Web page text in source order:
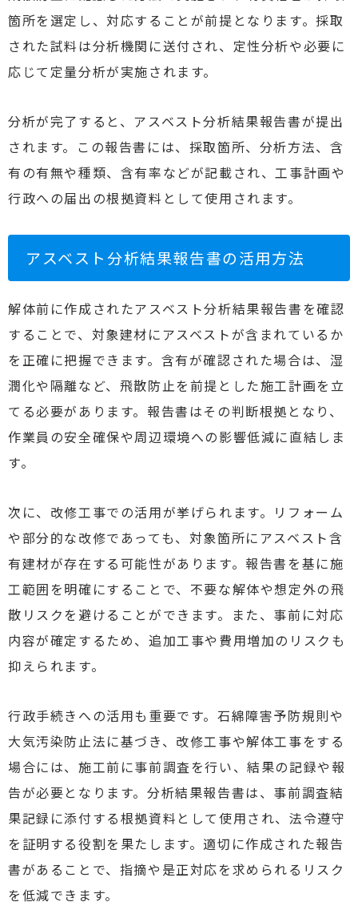
箇所を選定し、対応することが前提となります。採取
された試料は分析機関に送付され、定性分析や必要に
応じて定量分析が実施されます。
分析が完了すると、アスベスト分析結果報告書が提出
されます。この報告書には、採取箇所、分析方法、含
有の有無や種類、含有率などが記載され、工事計画や
行政への届出の根拠資料として使用されます。
アスベスト分析結果報告書の活用方法
解体前に作成されたアスベスト分析結果報告書を確認
することで、対象建材にアスベストが含まれているか
を正確に把握できます。含有が確認された場合は、湿
潤化や隔離など、飛散防止を前提とした施工計画を立
てる必要があります。報告書はその判断根拠となり、
作業員の安全確保や周辺環境への影響低減に直結しま
す。
次に、改修工事での活用が挙げられます。リフォーム
や部分的な改修であっても、対象箇所にアスベスト含
有建材が存在する可能性があります。報告書を基に施
工範囲を明確にすることで、不要な解体や想定外の飛
散リスクを避けることができます。また、事前に対応
内容が確定するため、追加工事や費用増加のリスクも
抑えられます。
行政手続きへの活用も重要です。石綿障害予防規則や
大気汚染防止法に基づき、改修工事や解体工事をする
場合には、施工前に事前調査を行い、結果の記録や報
告が必要となります。分析結果報告書は、事前調査結
果記録に添付する根拠資料として使用され、法令遵守
を証明する役割を果たします。適切に作成された報告
書があることで、指摘や是正対応を求められるリスク
を低減できます。